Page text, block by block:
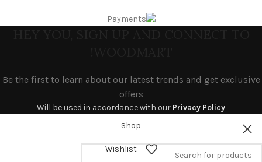
Be the first to learn about our latest trends and get exclusive
offers
Will be used in accordance with our Privacy Policy
Shop
Wishlist